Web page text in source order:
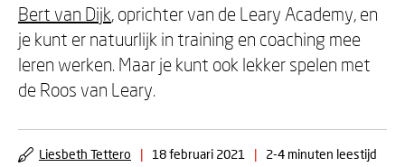
Bert van Dijk, oprichter van de Leary Academy, en
je kunt er natuurlijk in training en coaching mee
leren werken. Maar je kunt ook lekker spelen met
de Roos van Leary.
Liesbeth Tettero | 18 februari 2021 | 2-4 minuten leestijd